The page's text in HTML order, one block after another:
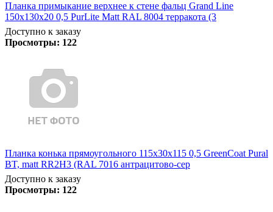
Планка примыкание верхнее к стене фальц Grand Line
150х130х20 0,5 PurLite Matt RAL 8004 терракота (3
Доступно к заказу
Просмотры: 122
Планка конька прямоугольного 115х30х115 0,5 GreenCoat Pural
BT, matt RR2Н3 (RAL 7016 антрацитово-сер
Доступно к заказу
Просмотры: 122